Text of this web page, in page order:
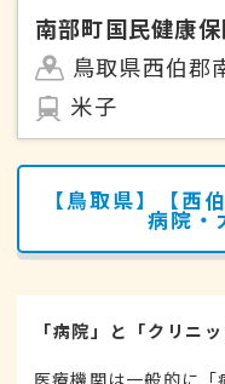
南部町国民健康
鳥取県西伯郡
米子
【鳥取県】【西
病院・
「病院」と「クリニ